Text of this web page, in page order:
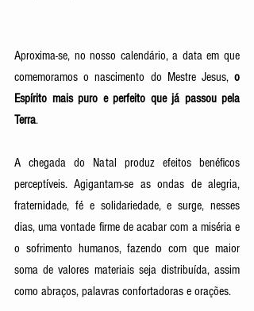
Aproxima-se, no nosso calendário, a data em que
comemoramos o nascimento do Mestre Jesus, o
Espírito mais puro e perfeito que já passou pela
Terra.
A chegada do Natal produz efeitos benéficos
perceptíveis. Agigantam-se as ondas de alegria,
fraternidade, fé e solidariedade, e surge, nesses
dias, uma vontade firme de acabar com a miséria e
o sofrimento humanos, fazendo com que maior
soma de valores materiais seja distribuída, assim
como abraços, palavras confortadoras e orações.